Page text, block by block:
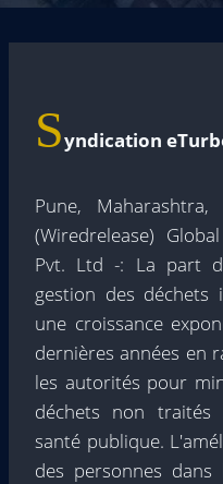
Syndication
Pune,
(Wiredrelease)
Pvt. Ltd -: La part
gestion des déchets
une croissance
dernières années en
les autorités pour
déchets non
santé publique.
des personnes